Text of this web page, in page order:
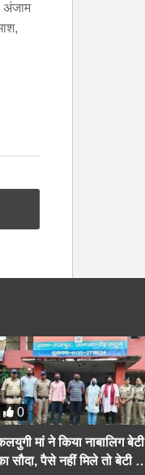
अंजाम
0
मां ने किया नाबालिग बेटी
सौदा, पैसे नहीं मिले तो बेटी के